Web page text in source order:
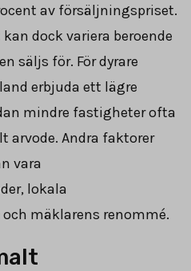
av försäljningspriset.
dock variera beroende
säljs för. För dyrare
erbjuda ett lägre
mindre fastigheter ofta
arvode. Andra faktorer
vara
lokala
mäklarens renommé.